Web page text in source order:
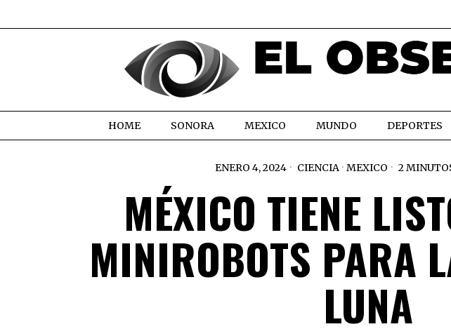
HOME SONORA MEXICO MUNDO DEPORTES
ENERO 4, 2024 CIENCIA · MEXICO 2
MÉXICO TIENE
MINIROBOTS PARA
LUNA